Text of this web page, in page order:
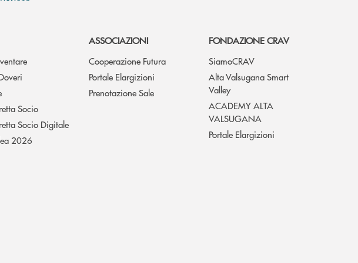
Socio
Socio Digitale
2026
ASSOCIAZIONI
Cooperazione Futura
Portale Elargizioni
Prenotazione Sale
FONDAZIONE CRAV
SiamoCRAV
Alta Valsugana Smart
Valley
ACADEMY ALTA
VALSUGANA
Portale Elargizioni